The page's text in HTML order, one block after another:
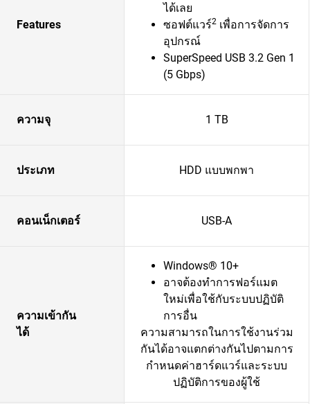
Features
ได้เลย
ซอฟต์แวร์2 เพื่อการจัดการ
อุปกรณ์
SuperSpeed USB 3.2 Gen 1
(5 Gbps)
ความจุ 1 TB
ประเภท HDD แบบพกพา
คอนเน็กเตอร์ USB-A
ความเข้ากัน
ได้
Windows® 10+
อาจต้องทำการฟอร์แมต
ใหม่เพื่อใช้กับระบบปฏิบัติ
การอื่น
ความสามารถในการใช้งานร่วม
กันได้อาจแตกต่างกันไปตามการ
กำหนดค่าฮาร์ดแวร์และระบบ
ปฏิบัติการของผู้ใช้